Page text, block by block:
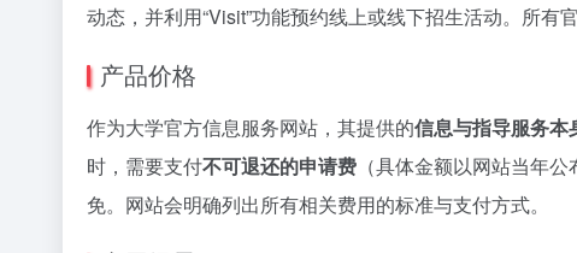
动态，并利用“Visit”功能预约线上或线下招生活动。所有
产品价格
作为大学官方信息服务网站，其提供的信息与指导服务本
时，需要支付不可退还的申请费 （具体金额以网站当年
免。网站会明确列出所有相关费用的标准与支付方式。